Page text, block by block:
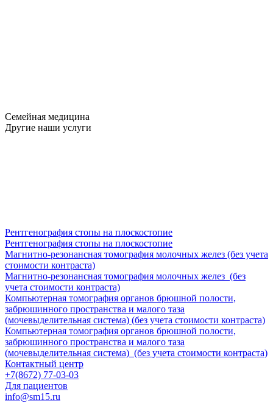
Семейная медицина
Другие наши услуги
Рентгенография стопы на плоскостопие
Рентгенография стопы на плоскостопие
Магнитно-резонансная томография молочных желез (без учета
стоимости контраста)
Магнитно-резонансная томография молочных желез (без
учета стоимости контраста)
Компьютерная томография органов брюшной полости,
забрюшинного пространства и малого таза
(мочевыделительная система) (без учета стоимости контраста)
Компьютерная томография органов брюшной полости,
забрюшинного пространства и малого таза
(мочевыделительная система) (без учета стоимости контраста)
Контактный центр
+7(8672) 77-03-03
Для пациентов
info@sm15.ru